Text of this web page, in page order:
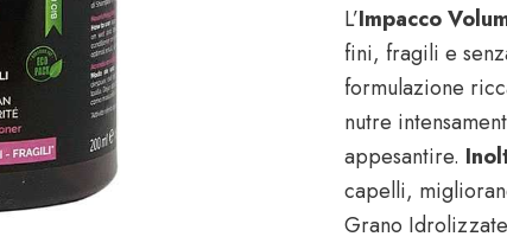
L’Impacco
fini, fragili e
formulazione
nutre
appesantire.
capelli,
Grano